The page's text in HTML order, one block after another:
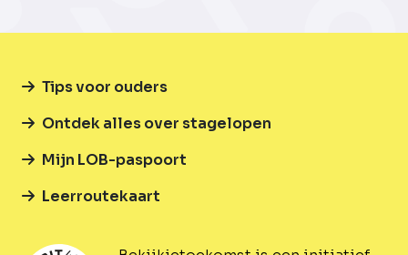
Tips voor ouders
Ontdek alles over stagelopen
Mijn LOB-paspoort
Leerroutekaart